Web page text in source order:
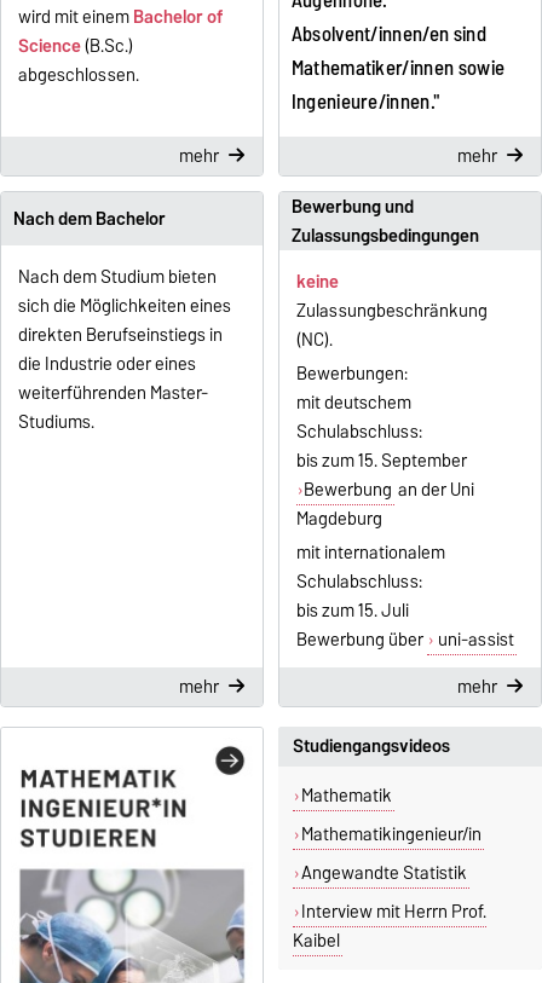
wird mit einemBachelor of
Science(B.Sc.)
abgeschlossen.
mehr
Absolvent/innen/en sind
Mathematiker/innen sowie
Ingenieure/innen."
mehr
Nach dem Bachelor
Nach dem Studium bieten
sich die Möglichkeiten eines
direkten Berufseinstiegs in
die Industrie oder eines
weiterführenden Master-
Studiums.
mehr
Bewerbung und
Zulassungsbedingungen
keine
Zulassungbeschränkung
(NC).
Bewerbungen:
mit deutschem
Schulabschluss:
bis zum 15. September
Bewerbung an der Uni
Magdeburg
mit internationalem
Schulabschluss:
bis zum 15. Juli
Bewerbung über uni-assist
mehr
Studiengangsvideos
Mathematik
Mathematikingenieur/in
Angewandte Statistik
Interview mit Herrn Prof.
Kaibel